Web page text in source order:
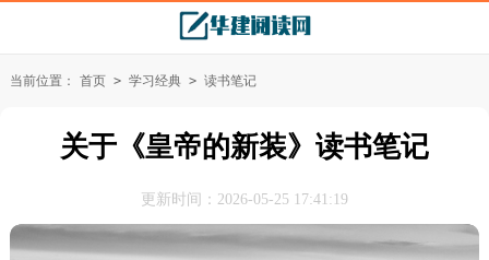
当前位置： 首页 > 学习经典 > 读书笔记
关于《皇帝的新装》读书笔记
更新时间：2026-05-25 17:41:19